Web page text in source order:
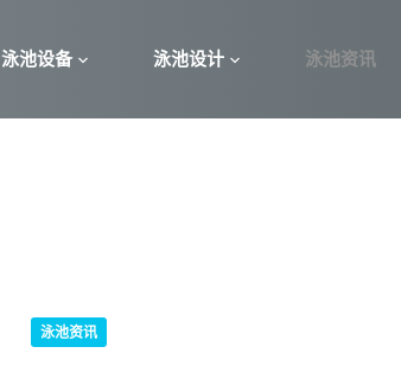
泳池设备 泳池设计 泳池资讯
泳池资讯